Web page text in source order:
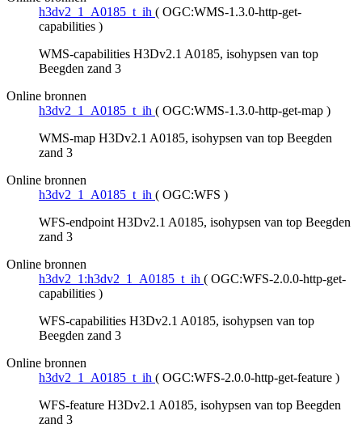
h3dv2_1_A0185_t_ih ( OGC:WMS-1.3.0-http-get-
capabilities )
WMS-capabilities H3Dv2.1 A0185, isohypsen van top
Beegden zand 3
Online bronnen
h3dv2_1_A0185_t_ih ( OGC:WMS-1.3.0-http-get-map )
WMS-map H3Dv2.1 A0185, isohypsen van top Beegden
zand 3
Online bronnen
h3dv2_1_A0185_t_ih ( OGC:WFS )
WFS-endpoint H3Dv2.1 A0185, isohypsen van top Beegden
zand 3
Online bronnen
h3dv2_1:h3dv2_1_A0185_t_ih ( OGC:WFS-2.0.0-http-get-
capabilities )
WFS-capabilities H3Dv2.1 A0185, isohypsen van top
Beegden zand 3
Online bronnen
h3dv2_1_A0185_t_ih ( OGC:WFS-2.0.0-http-get-feature )
WFS-feature H3Dv2.1 A0185, isohypsen van top Beegden
zand 3